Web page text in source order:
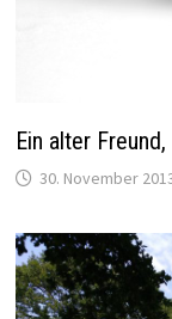
Ein alter
30. November